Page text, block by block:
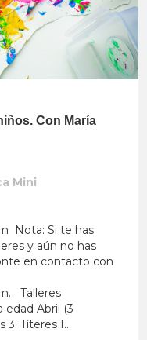
Con María
Mini
Nota: Si te has
y aún no has
en contacto con
. Talleres
edad Abril (3
3: Títeres I...